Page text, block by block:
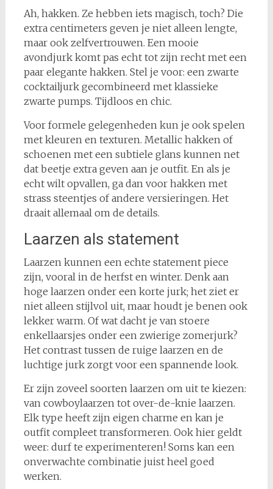
Ah, hakken. Ze hebben iets magisch, toch? Die
extra centimeters geven je niet alleen lengte,
maar ook zelfvertrouwen. Een mooie
avondjurk komt pas echt tot zijn recht met een
paar elegante hakken. Stel je voor: een zwarte
cocktailjurk gecombineerd met klassieke
zwarte pumps. Tijdloos en chic.
Voor formele gelegenheden kun je ook spelen
met kleuren en texturen. Metallic hakken of
schoenen met een subtiele glans kunnen net
dat beetje extra geven aan je outfit. En als je
echt wilt opvallen, ga dan voor hakken met
strass steentjes of andere versieringen. Het
draait allemaal om de details.
Laarzen als statement
Laarzen kunnen een echte statement piece
zijn, vooral in de herfst en winter. Denk aan
hoge laarzen onder een korte jurk; het ziet er
niet alleen stijlvol uit, maar houdt je benen ook
lekker warm. Of wat dacht je van stoere
enkellaarsjes onder een zwierige zomerjurk?
Het contrast tussen de ruige laarzen en de
luchtige jurk zorgt voor een spannende look.
Er zijn zoveel soorten laarzen om uit te kiezen:
van cowboylaarzen tot over-de-knie laarzen.
Elk type heeft zijn eigen charme en kan je
outfit compleet transformeren. Ook hier geldt
weer: durf te experimenteren! Soms kan een
onverwachte combinatie juist heel goed
werken.